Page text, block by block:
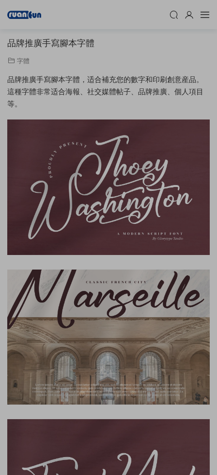
品牌推廣手寫腳本字體
字體
品牌推廣手寫腳本字體，适合補充您的數字和印刷創意産品。
這種字體非常适合海報、社交媒體帖子、品牌推廣、個人項目
等。